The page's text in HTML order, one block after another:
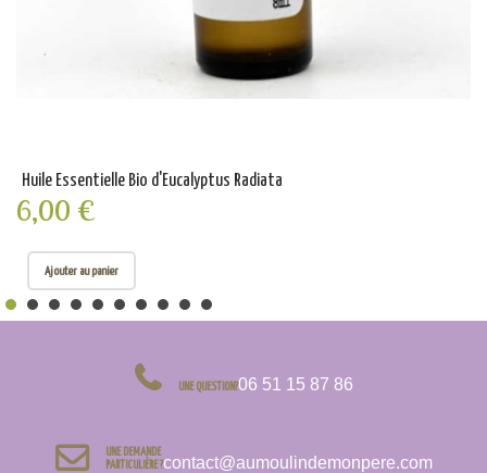
Huile Essentielle Bio d'Eucalyptus Radiata
6,00 €
Ajouter au panier
UNE QUESTION?06 51 15 87 86
UNE DEMANDE
PARTICULIÈRE ?contact@aumoulindemonpere.com